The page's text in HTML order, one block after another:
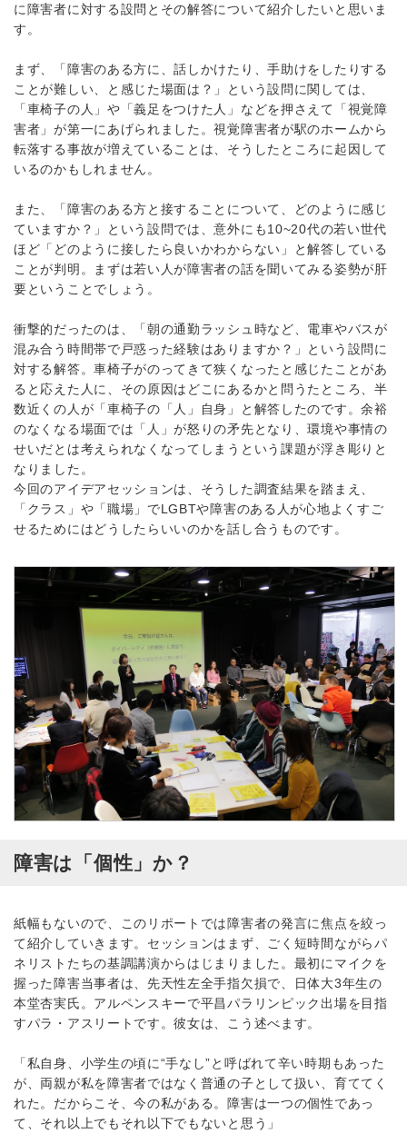
に障害者に対する設問とその解答について紹介したいと思いま
す。
まず、「障害のある方に、話しかけたり、手助けをしたりする
ことが難しい、と感じた場面は？」という設問に関しては、
「車椅子の人」や「義足をつけた人」などを押さえて「視覚障
害者」が第一にあげられました。視覚障害者が駅のホームから
転落する事故が増えていることは、そうしたところに起因して
いるのかもしれません。
また、「障害のある方と接することについて、どのように感じ
ていますか？」という設問では、意外にも10~20代の若い世代
ほど「どのように接したら良いかわからない」と解答している
ことが判明。まずは若い人が障害者の話を聞いてみる姿勢が肝
要ということでしょう。
衝撃的だったのは、「朝の通勤ラッシュ時など、電車やバスが
混み合う時間帯で戸惑った経験はありますか？」という設問に
対する解答。車椅子がのってきて狭くなったと感じたことがあ
ると応えた人に、その原因はどこにあるかと問うたところ、半
数近くの人が「車椅子の「人」自身」と解答したのです。余裕
のなくなる場面では「人」が怒りの矛先となり、環境や事情の
せいだとは考えられなくなってしまうという課題が浮き彫りと
なりました。
今回のアイデアセッションは、そうした調査結果を踏まえ、
「クラス」や「職場」でLGBTや障害のある人が心地よくすご
せるためにはどうしたらいいのかを話し合うものです。
障害は「個性」か？
紙幅もないので、このリポートでは障害者の発言に焦点を絞っ
て紹介していきます。セッションはまず、ごく短時間ながらパ
ネリストたちの基調講演からはじまりました。最初にマイクを
握った障害当事者は、先天性左全手指欠損で、日体大3年生の
本堂杏実氏。アルペンスキーで平昌パラリンピック出場を目指
すパラ・アスリートです。彼女は、こう述べます。
「私自身、小学生の頃に“手なし”と呼ばれて辛い時期もあった
が、両親が私を障害者ではなく普通の子として扱い、育ててく
れた。だからこそ、今の私がある。障害は一つの個性であっ
て、それ以上でもそれ以下でもないと思う」